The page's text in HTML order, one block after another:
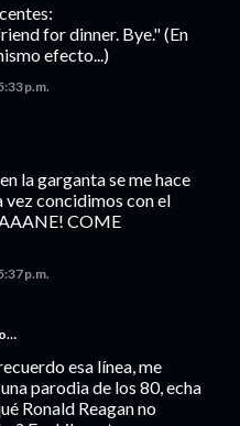
for dinner. Bye." (En
efecto...)
p.m.
la garganta se me hace
vez concidimos con el
COME
p.m.
esa línea, me
parodia de los 80, echa
Ronald Reagan no